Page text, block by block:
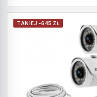
TANIEJ -645 ZŁ